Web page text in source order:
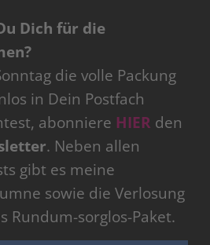
Dich für die
die volle Packung
in Dein Postfach
abonniere HIER den
. Neben allen
gibt es meine
sowie die Verlosung
Rundum-sorglos-Paket.